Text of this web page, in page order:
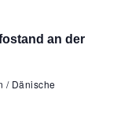
an der
/ Dänische